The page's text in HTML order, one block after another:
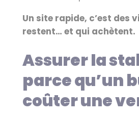
Un site rapide, c’est des
restent… et qui achètent.
Assurer la
parce qu’un
coûter une